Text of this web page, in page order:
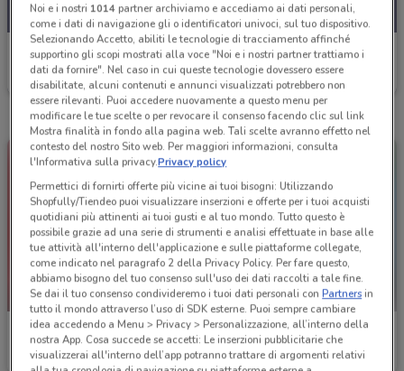
Bennet
Scade il 19/08
-3 GIORNI
Bennet
Scade mercoledì 13.8 km
Bennet
Scade il 16/09 15 km
Noi e i nostri 1014partner archiviamo e accediamo ai dati personali,
come i dati di navigazione gli o identificatori univoci, sul tuo dispositivo.
Selezionando Accetto, abiliti le tecnologie di tracciamento affinché
supportino gli scopi mostrati alla voce "Noi e i nostri partner trattiamo i
dati da fornire". Nel caso in cui queste tecnologie dovessero essere
disabilitate, alcuni contenuti e annunci visualizzati potrebbero non
essere rilevanti. Puoi accedere nuovamente a questo menu per
modificare le tue scelte o per revocare il consenso facendo clic sul link
Mostra finalità in fondo alla pagina web. Tali scelte avranno effetto nel
contesto del nostro Sito web. Per maggiori informazioni, consulta
l'Informativa sulla privacy.Privacy policy
Permettici di fornirti offerte più vicine ai tuoi bisogni: Utilizzando
Shopfully/Tiendeo puoi visualizzare inserzioni e offerte per i tuoi acquisti
quotidiani più attinenti ai tuoi gusti e al tuo mondo. Tutto questo è
possibile grazie ad una serie di strumenti e analisi effettuate in base alle
tue attività all'interno dell'applicazione e sulle piattaforme collegate,
come indicato nel paragrafo 2 della Privacy Policy. Per fare questo,
abbiamo bisogno del tuo consenso sull'uso dei dati raccolti a tale fine.
Se dai il tuo consenso condivideremo i tuoi dati personali conPartnersin
tutto il mondo attraverso l’uso di SDK esterne. Puoi sempre cambiare
idea accedendo a Menu > Privacy > Personalizzazione, all’interno della
nostra App. Cosa succede se accetti: Le inserzioni pubblicitarie che
visualizzerai all'interno dell’app potranno trattare di argomenti relativi